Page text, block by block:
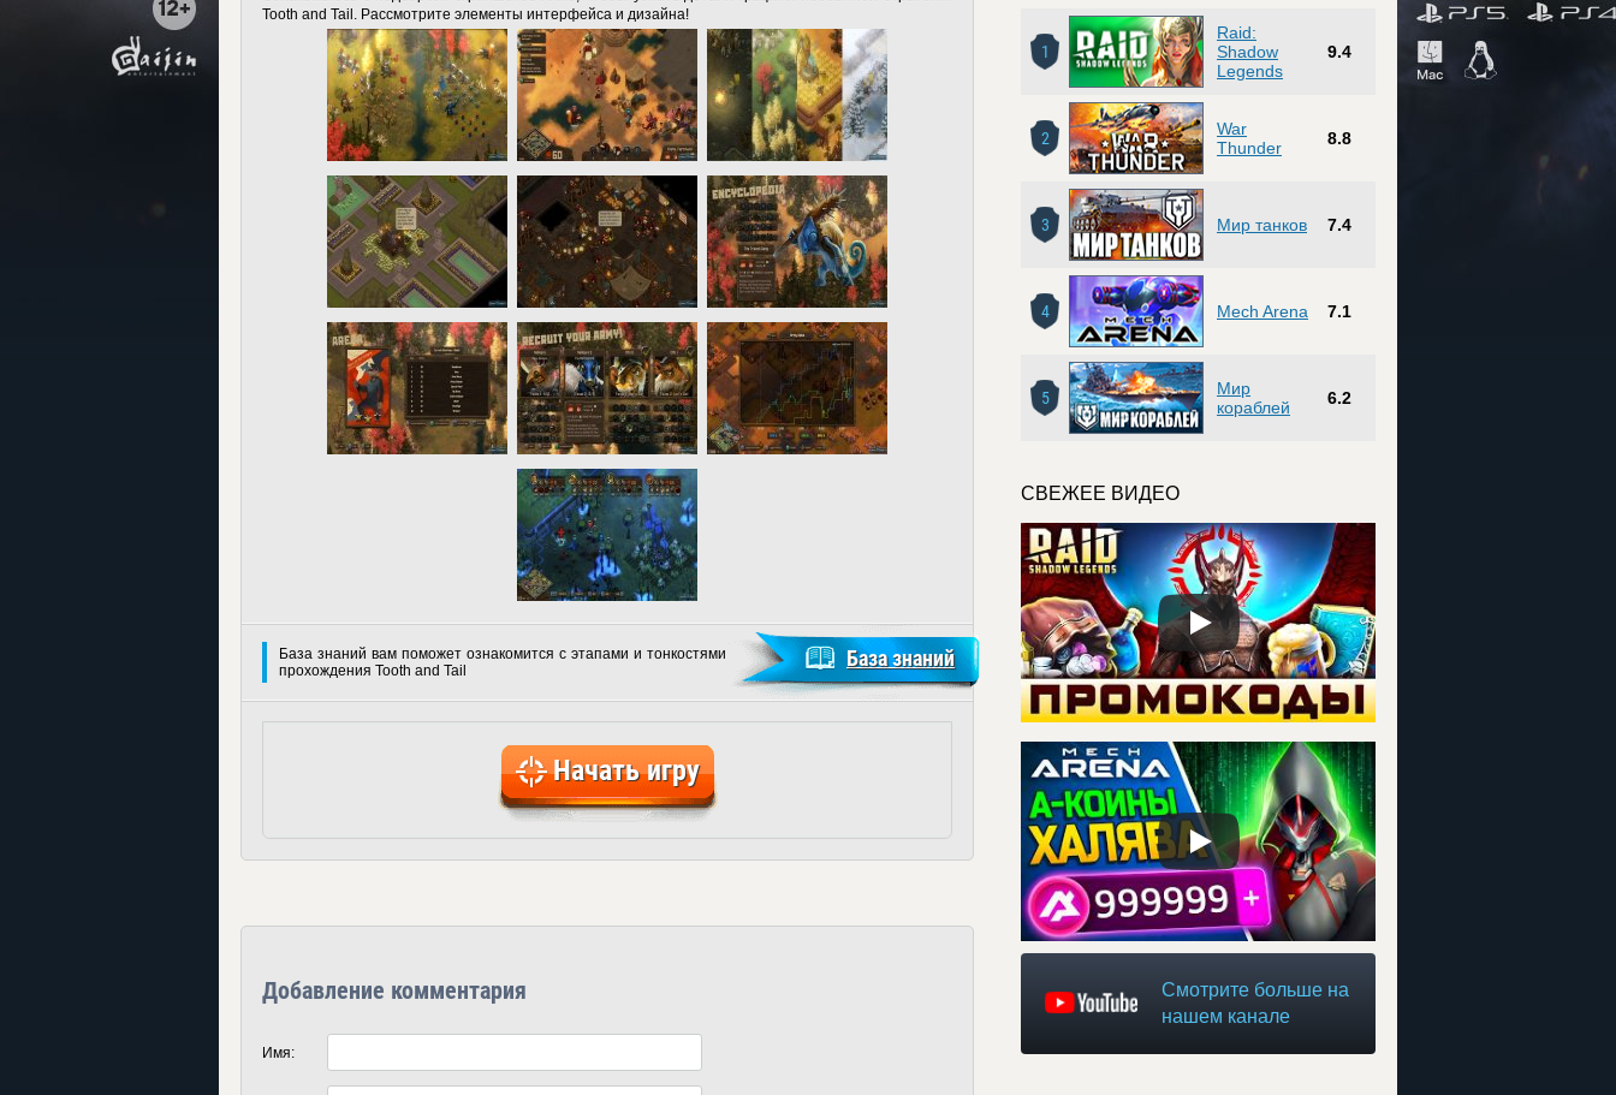
Tooth and Tail. Рассмотрите элементы интерфейса и дизайна!
База знаний вам поможет ознакомится с этапами и тонкостями
прохождения Tooth and Tail
База знаний
Начать игру
Добавление комментария
Имя:
1
Raid:
Shadow
Legends
9.4
2
War
Thunder
8.8
3 Мир танков 7.4
4 Mech Arena 7.1
5
Мир
кораблей
6.2
СВЕЖЕЕ ВИДЕО
Смотрите больше на
нашем канале